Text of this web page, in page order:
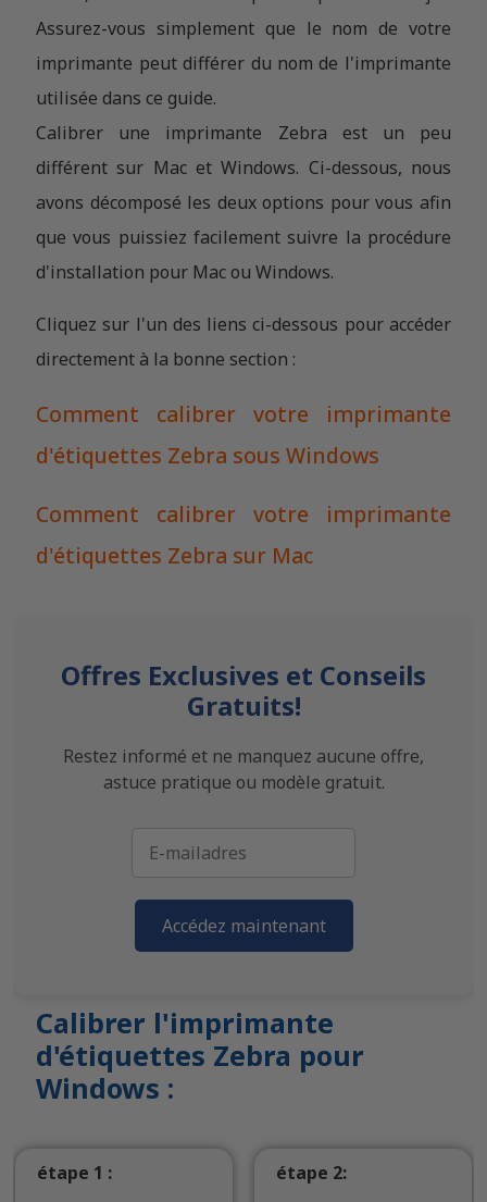
Assurez-vous simplement que le nom de votre
imprimante peut différer du nom de l'imprimante
utilisée dans ce guide.
Calibrer une imprimante Zebra est un peu
différent sur Mac et Windows. Ci-dessous, nous
avons décomposé les deux options pour vous afin
que vous puissiez facilement suivre la procédure
d'installation pour Mac ou Windows.
Cliquez sur l'un des liens ci-dessous pour accéder
directement à la bonne section :
Comment calibrer votre imprimante
d'étiquettes Zebra sous Windows
Comment calibrer votre imprimante
d'étiquettes Zebra sur Mac
Offres Exclusives et Conseils
Gratuits!
Restez informé et ne manquez aucune offre,
astuce pratique ou modèle gratuit.
Accédez maintenant
Calibrer l'imprimante
d'étiquettes Zebra pour
Windows :
étape 1 :
étape 2: